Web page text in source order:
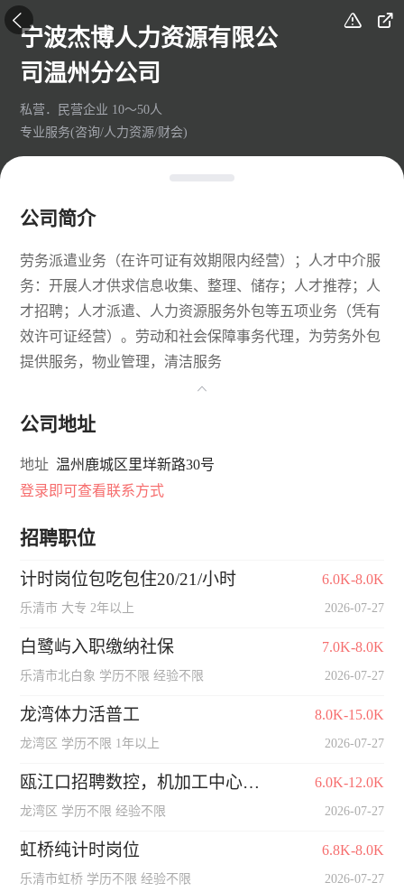
 

宁波杰博人力资源有限公
司温州分公司
私营．民营企业 10～50人
专业服务(咨询/人力资源/财会)
公司简介
劳务派遣业务（在许可证有效期限内经营）；人才中介服
务：开展人才供求信息收集、整理、储存；人才推荐；人
才招聘；人才派遣、人力资源服务外包等五项业务（凭有
效许可证经营）。劳动和社会保障事务代理，为劳务外包
提供服务，物业管理，清洁服务
公司地址
地址 温州鹿城区里垟新路30号
登录即可查看联系方式
招聘职位
计时岗位包吃包住20/21/小时
乐清市 大专 2年以上
6.0K-8.0K
2026-07-27
白鹭屿入职缴纳社保
乐清市北白象 学历不限 经验不限
7.0K-8.0K
2026-07-27
龙湾体力活普工
龙湾区 学历不限 1年以上
8.0K-15.0K
2026-07-27
瓯江口招聘数控，机加工中心，铣床，油漆工，普工
龙湾区 学历不限 经验不限
6.0K-12.0K
2026-07-27
虹桥纯计时岗位
乐清市虹桥 学历不限 经验不限
6.8K-8.0K
2026-07-27